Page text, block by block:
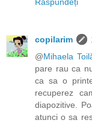
copilarim
@Mihaela
pare rau ca
ca sa o
recuperez
diapozitive.
atunci o sa